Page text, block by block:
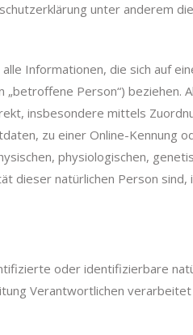
unter anderem
Informationen, die sich auf
„betroffene Person“) beziehen.
insbesondere mittels
zu einer Online-Kennung
physiologischen,
dieser natürlichen Person
oder identifizierbare
Verantwortlichen